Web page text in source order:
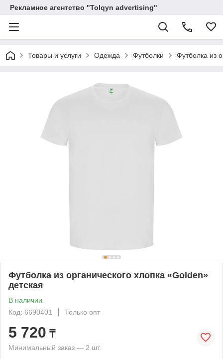
Рекламное агентство "Tolqyn advertising"
Товары и услуги Одежда Футболки Футболка из
Футболка из органического хлопка «Golden»
детская
В наличии
Код: 6690401
Только опт
5 720 ₸
Минимальный заказ — 2 шт.